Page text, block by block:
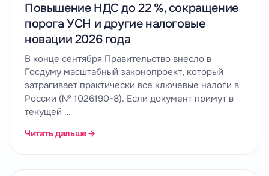
Повышение НДС до 22 %, сокращение
порога УСН и другие налоговые
новации 2026 года
В конце сентября Правительство внесло в
Госдуму масштабный законопроект, который
затрагивает практически все ключевые налоги в
России (№ 1026190-8). Если документ примут в
текущей …
Читать дальше